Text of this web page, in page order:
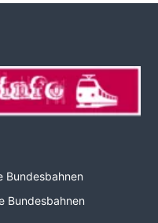
Bundesbahnen
Bundesbahnen